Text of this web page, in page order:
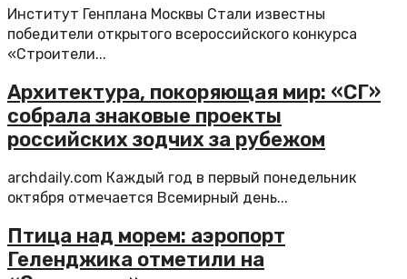
Институт Генплана Москвы Стали известны
победители открытого всероссийского конкурса
«Строители...
Архитектура, покоряющая мир: «СГ»
собрала знаковые проекты
российских зодчих за рубежом
archdaily.com Каждый год в первый понедельник
октября отмечается Всемирный день...
Птица над морем: аэропорт
Геленджика отметили на